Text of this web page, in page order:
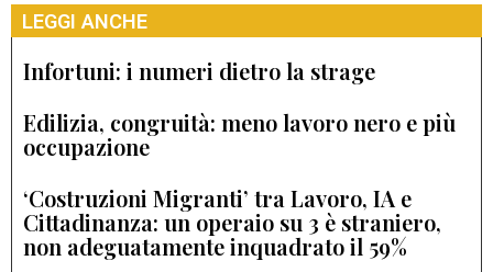
LEGGI ANCHE
Infortuni: i numeri dietro la strage
Edilizia, congruità: meno lavoro nero e più
occupazione
‘Costruzioni Migranti’ tra Lavoro, IA e
Cittadinanza: un operaio su 3 è straniero,
non adeguatamente inquadrato il 59%